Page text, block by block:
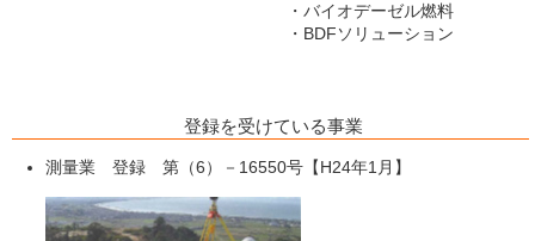
・バイオデーゼル燃料
・BDFソリューション
登録を受けている事業
測量業 登録 第（6）－16550号【H24年1月】